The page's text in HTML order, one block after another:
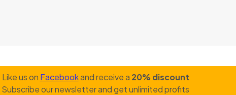
Like us on Facebookand receive a 20% discount
Subscribe our newsletter and get unlimited profits